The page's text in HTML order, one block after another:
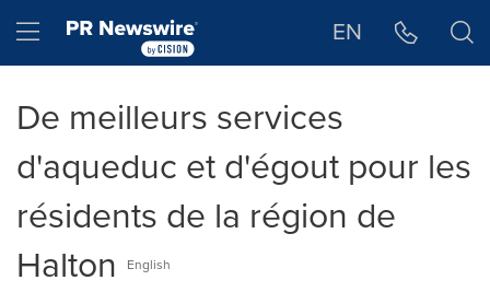
Hamburger menu EN
De meilleurs services
d'aqueduc et d'égout pour les
résidents de la région de
Halton
English